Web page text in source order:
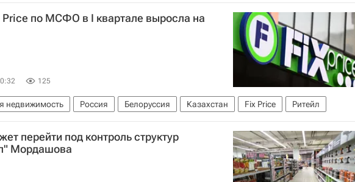
Price по МСФО в I квартале выросла на
125
недвижимость Россия Белоруссия Казахстан Fix Price Ритейл
перейти под контроль структур
Мордашова